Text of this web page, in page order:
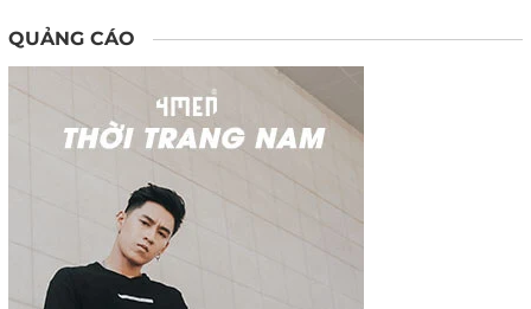
QUẢNG CÁO